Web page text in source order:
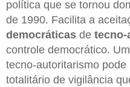
política que se tornou
de 1990. Facilita a
democráticas de
controle democrático.
tecno-autoritarismo
totalitário de vigilância